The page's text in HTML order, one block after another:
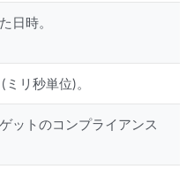
日時。
リ秒単位)。
ットのコンプライアンス